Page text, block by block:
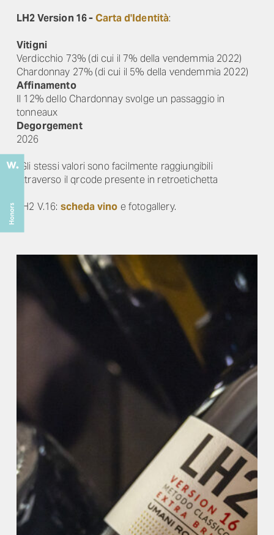
LH2 Version 16 -Carta d'Identità:
Vitigni
Verdicchio 73% (di cui il 7% della vendemmia 2022)
Chardonnay 27% (di cui il 5% della vendemmia 2022)
Affinamento
Il 12% dello Chardonnay svolge un passaggio in
tonneaux
Degorgement
2026
*Gli stessi valori sono facilmente raggiungibili
attraverso il qrcode presente in retroetichetta
LH2 V.16: scheda vino e fotogallery.